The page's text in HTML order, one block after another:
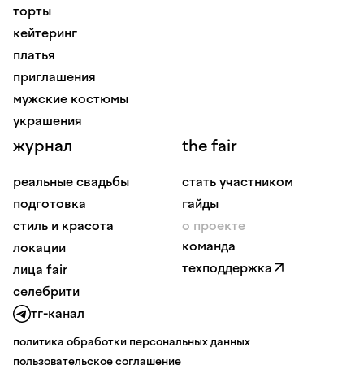
торты
кейтеринг
платья
приглашения
мужские костюмы
украшения
журнал
реальные свадьбы
подготовка
стиль и красота
локации
лица fair
селебрити
the fair
стать участником
гайды
о проекте
команда
техподдержка
тг-канал
политика обработки персональных данных
пользовательское соглашение